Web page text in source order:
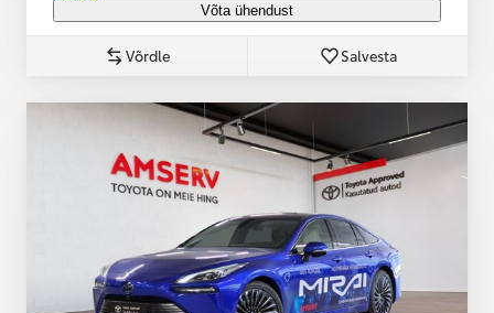
Võta ühendust
Võrdle Salvesta